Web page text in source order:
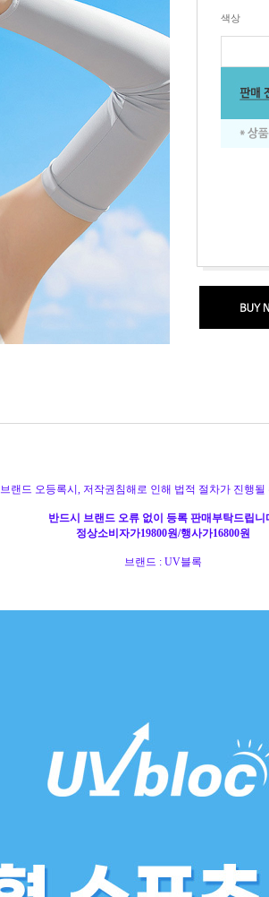
색상
브랜드 오등록시, 저작권침해로 인해 법적 절차가 진행될
반드시 브랜드 오류 없이 등록 판매부탁드립니
정상소비자가19800원/행사가16800원
브랜드 : UV블록